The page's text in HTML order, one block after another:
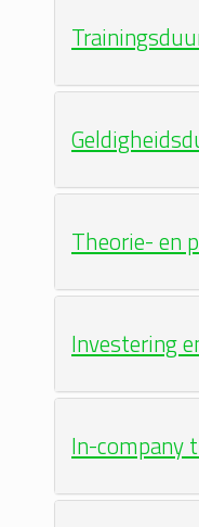
Theorie- en
Investering
In-company